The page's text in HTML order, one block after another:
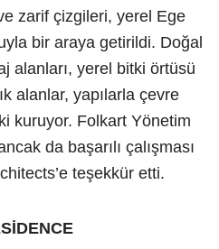
zarif çizgileri, yerel Ege
bir araya getirildi. Doğal
alanları, yerel bitki örtüsü
alanlar, yapılarla çevre
kuruyor. Folkart Yönetim
da başarılı çalışması
teşekkür etti.